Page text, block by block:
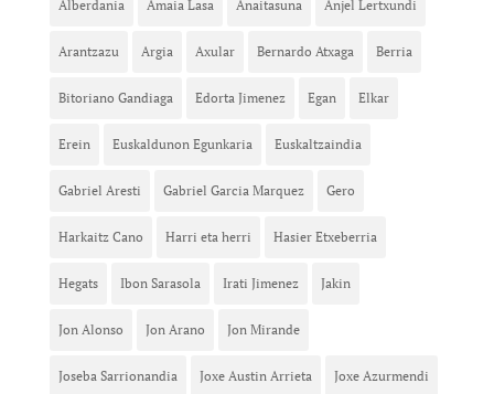
Alberdania Amaia Lasa Anaitasuna Anjel Lertxundi
Arantzazu Argia Axular Bernardo Atxaga Berria
Bitoriano Gandiaga Edorta Jimenez Egan Elkar
Erein Euskaldunon Egunkaria Euskaltzaindia
Gabriel Aresti Gabriel Garcia Marquez Gero
Harkaitz Cano Harri eta herri Hasier Etxeberria
Hegats Ibon Sarasola Irati Jimenez Jakin
Jon Alonso Jon Arano Jon Mirande
Joseba Sarrionandia Joxe Austin Arrieta Joxe Azurmendi